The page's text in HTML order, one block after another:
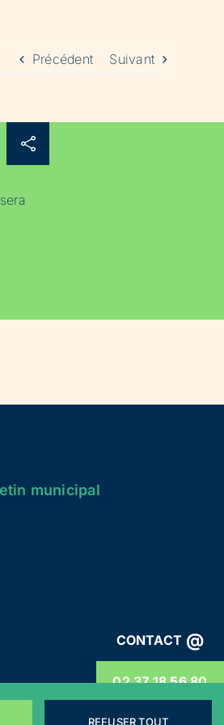
CONTACT @
02 37 18 56 80
Précédent Suivant
municipal
REFUSER TOUT